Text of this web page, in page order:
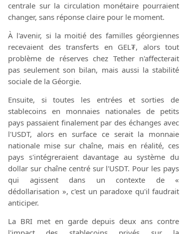
centrale sur la circulation monétaire pourraient
changer, sans réponse claire pour le moment.
À l'avenir, si la moitié des familles géorgiennes
recevaient des transferts en GEL₮, alors tout
problème de réserves chez Tether n'affecterait
pas seulement son bilan, mais aussi la stabilité
sociale de la Géorgie.
Ensuite, si toutes les entrées et sorties de
stablecoins en monnaies nationales de petits
pays passaient finalement par des échanges avec
l'USDT, alors en surface ce serait la monnaie
nationale mise sur chaîne, mais en réalité, ces
pays s'intégreraient davantage au système du
dollar sur chaîne centré sur l'USDT. Pour les pays
qui agissent dans un contexte de «
dédollarisation », c'est un paradoxe qu'il faudrait
anticiper.
La BRI met en garde depuis deux ans contre